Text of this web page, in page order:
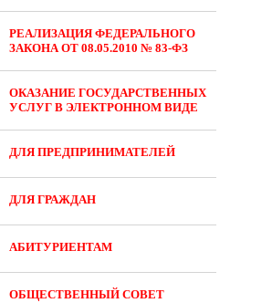
РЕАЛИЗАЦИЯ ФЕДЕРАЛЬНОГО
ЗАКОНА ОТ 08.05.2010 № 83-ФЗ
ОКАЗАНИЕ ГОСУДАРСТВЕННЫХ
УСЛУГ В ЭЛЕКТРОННОМ ВИДЕ
ДЛЯ ПРЕДПРИНИМАТЕЛЕЙ
ДЛЯ ГРАЖДАН
АБИТУРИЕНТАМ
ОБЩЕСТВЕННЫЙ СОВЕТ